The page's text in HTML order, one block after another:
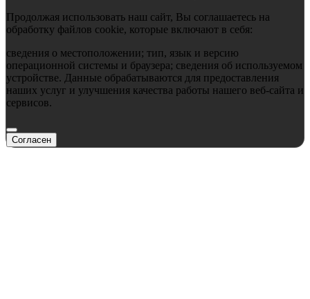
Продолжая использовать наш сайт, Вы соглашаетесь на
обработку файлов cookie, которые включают в себя:
сведения о местоположении; тип, язык и версию
операционной системы и браузера; сведения об используемом
устройстве. Данные обрабатываются для предоставления
наших услуг и улучшения качества работы нашего веб-сайта и
сервисов.
Согласен